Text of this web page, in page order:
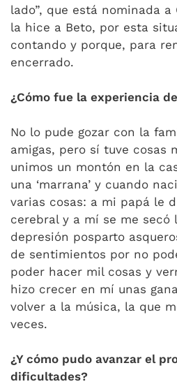
lado”, que está nominada a
la hice a Beto, por esta
contando y porque, para
encerrado.
¿Cómo fue la experiencia
No lo pude gozar con la
amigas, pero sí tuve cosas
unimos un montón en la
una ‘marrana’ y cuando
varias cosas: a mi papá le
cerebral y a mí se me secó
depresión posparto
de sentimientos por no
poder hacer mil cosas y
hizo crecer en mí unas
volver a la música, la que
veces.
¿Y cómo pudo avanzar el
dificultades?